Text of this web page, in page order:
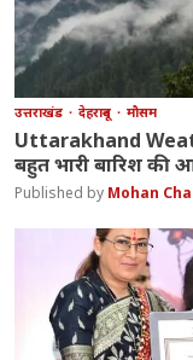
उत्तराखंड देहरादून मौसम
Uttarakhand
बहुत भारी बारिश
Mohan